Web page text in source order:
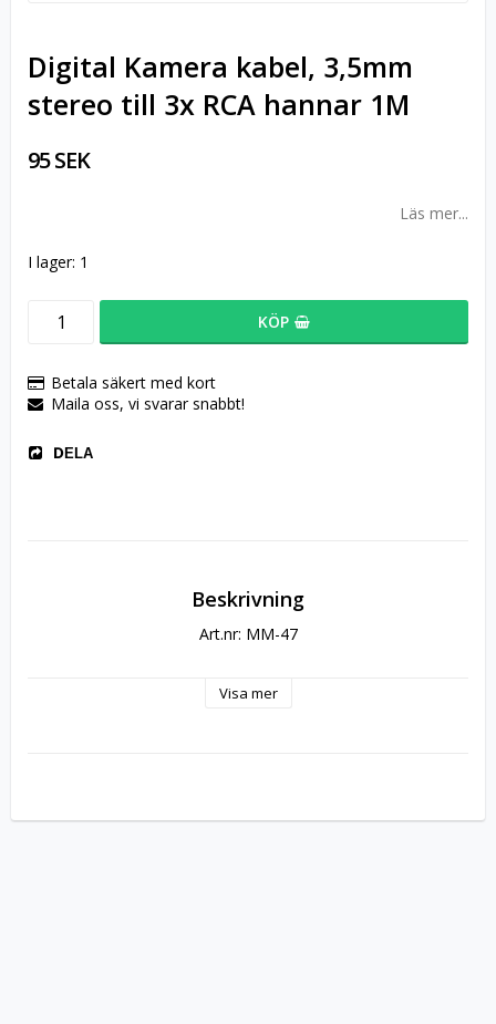
Digital Kamera kabel, 3,5mm
stereo till 3x RCA hannar 1M
95 SEK
Läs mer...
I lager: 1
KÖP
Betala säkert med kort
Maila oss, vi svarar snabbt!
DELA
Beskrivning
Art.nr: MM-47
Visa mer